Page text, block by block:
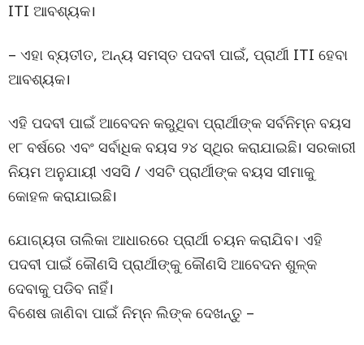
ITI ଆବଶ୍ୟକ।
– ଏହା ବ୍ୟତୀତ, ଅନ୍ୟ ସମସ୍ତ ପଦବୀ ପାଇଁ, ପ୍ରାର୍ଥୀ ITI ହେବା
ଆବଶ୍ୟକ।
ଏହି ପଦବୀ ପାଇଁ ଆବେଦନ କରୁଥିବା ପ୍ରାର୍ଥୀଙ୍କ ସର୍ବନିମ୍ନ ବୟସ
୧୮ ବର୍ଷରେ ଏବଂ ସର୍ବାଧିକ ବୟସ ୨୪ ସ୍ଥିର କରାଯାଇଛି। ସରକାରୀ
ନିୟମ ଅନୁଯାୟୀ ଏସସି / ଏସଟି ପ୍ରାର୍ଥୀଙ୍କ ବୟସ ସୀମାକୁ
କୋହଳ କରାଯାଇଛି।
ଯୋଗ୍ୟତା ତାଲିକା ଆଧାରରେ ପ୍ରାର୍ଥୀ ଚୟନ କରାଯିବ। ଏହି
ପଦବୀ ପାଇଁ କୌଣସି ପ୍ରାର୍ଥୀଙ୍କୁ କୌଣସି ଆବେଦନ ଶୁଳ୍କ
ଦେବାକୁ ପଡିବ ନାହିଁ।
ବିଶେଷ ଜାଣିବା ପାଇଁ ନିମ୍ନ ଲିଙ୍କ ଦେଖନ୍ତୁ –